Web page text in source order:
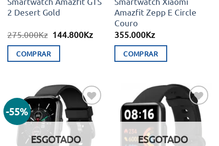
2 Desert Gold
275.000Kz O
era:
144.800KzO
COMPRAR
Amazfit Zepp E Circle
Couro
355.000Kz
COMPRAR
-55%
Adicionar
aos meus
desejos
ESGOTADO
Adicionar
aos meus
ESGOTADO